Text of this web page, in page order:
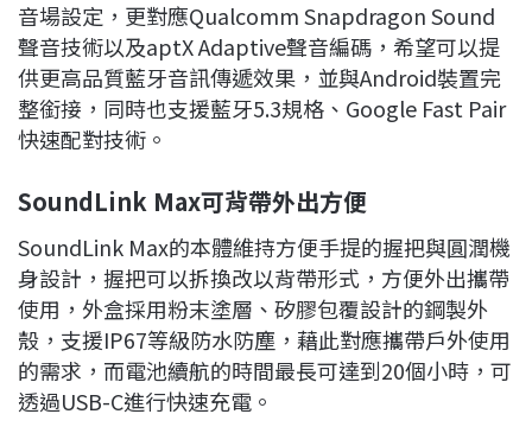
音場設定，更對應Qualcomm Snapdragon Sound
聲音技術以及aptX Adaptive聲音編碼，希望可以提
供更高品質藍牙音訊傳遞效果，並與Android裝置完
整銜接，同時也支援藍牙5.3規格、Google Fast Pair
快速配對技術。
SoundLink Max可背帶外出方便
SoundLink Max的本體維持方便手提的握把與圓潤機
身設計，握把可以拆換改以背帶形式，方便外出攜帶
使用，外盒採用粉末塗層、矽膠包覆設計的鋼製外
殼，支援IP67等級防水防塵，藉此對應攜帶戶外使用
的需求，而電池續航的時間最長可達到20個小時，可
透過USB-C進行快速充電。